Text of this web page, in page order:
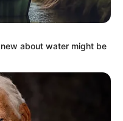
about water might be